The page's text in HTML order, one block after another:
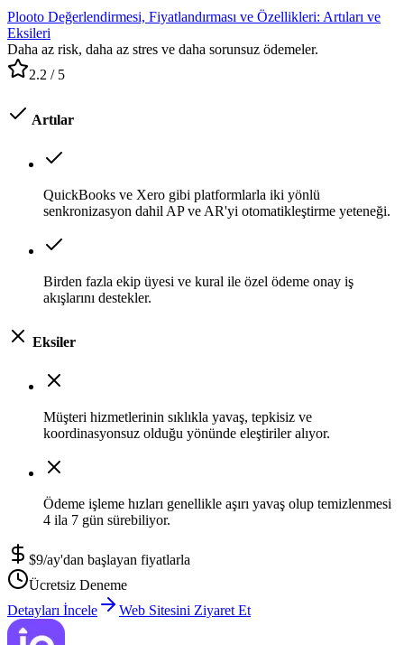
Plooto Değerlendirmesi, Fiyatlandırması ve Özellikleri: Artıları ve
Eksileri
Daha az risk, daha az stres ve daha sorunsuz ödemeler.
2.2 / 5
Artılar
QuickBooks ve Xero gibi platformlarla iki yönlü
senkronizasyon dahil AP ve AR'yi otomatikleştirme yeteneği.
Birden fazla ekip üyesi ve kural ile özel ödeme onay iş
akışlarını destekler.
Eksiler
Müşteri hizmetlerinin sıklıkla yavaş, tepkisiz ve
koordinasyonsuz olduğu yönünde eleştiriler alıyor.
Ödeme işleme hızları genellikle aşırı yavaş olup temizlenmesi
4 ila 7 gün sürebiliyor.
$9/ay'dan başlayan fiyatlarla
Ücretsiz Deneme
Detayları İncele
Web Sitesini Ziyaret Et